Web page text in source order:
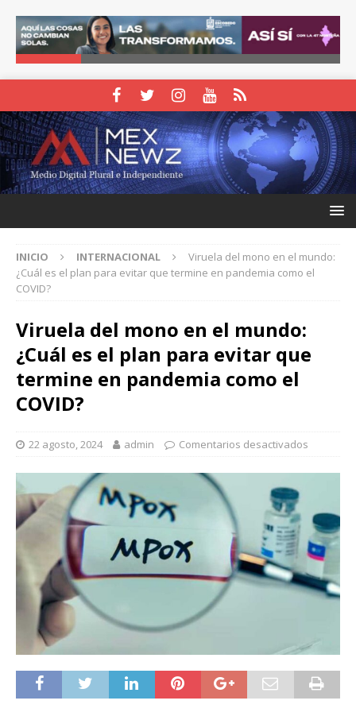
INICIO INTERNACIONAL
Viruela del mono en el mundo:
¿Cuál es el plan para evitar que termine en pandemia como el
COVID?
Viruela del mono en el mundo:
¿Cuál es el plan para evitar que
termine en pandemia como el
COVID?
22 agosto, 2024 admin Comentarios desactivados